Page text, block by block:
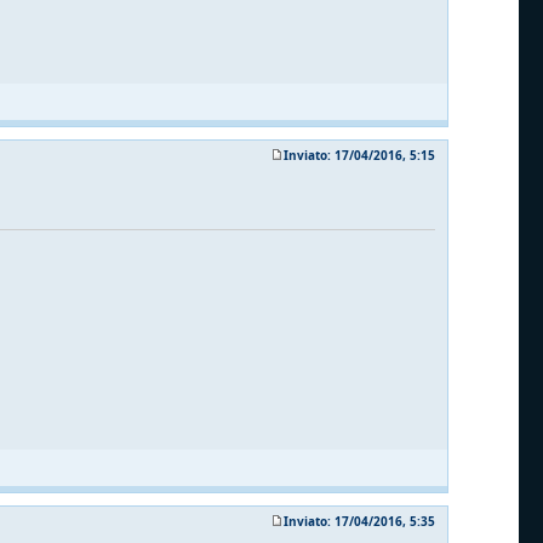
Inviato: 17/04/2016, 5:15
Inviato: 17/04/2016, 5:35